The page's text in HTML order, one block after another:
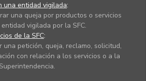
una entidad vigilada:
una queja por productos o servicios
vigilada por la SFC.
de la SFC:
una petición, queja, reclamo, solicitud,
con relación a los servicios o a la